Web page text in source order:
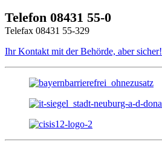
Telefon 08431 55-0
Telefax 08431 55-329
Ihr Kontakt mit der Behörde, aber sicher!